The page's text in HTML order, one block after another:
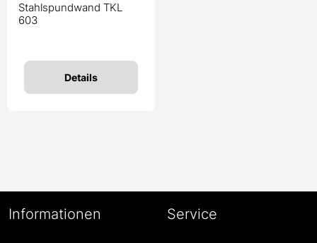
Stahlspundwand TKL
603
Details
Informationen Service